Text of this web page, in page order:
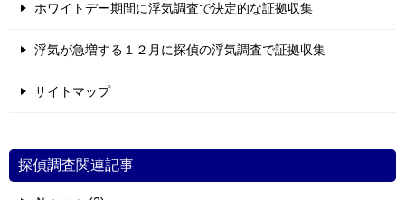
ホワイトデー期間に浮気調査で決定的な証拠収集
浮気が急増する１２月に探偵の浮気調査で証拠収集
サイトマップ
探偵調査関連記事